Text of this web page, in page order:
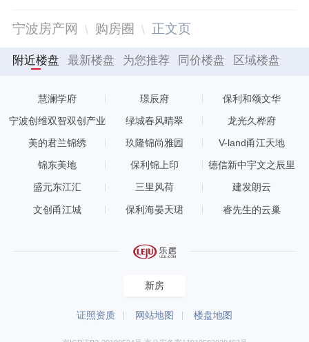
宁波房产网 购房圈 正文页
附近楼盘 最新楼盘 为您推荐 同价楼盘 区域楼盘
慧澜学府 璟辰府 保利和颂文华
宁波创维双智双创产业
绿城春风晴翠 龙光久桦府
美的君兰锦绣 玖隆锦尚雅园 V-land甬江天地
锦东美地 保利锦上印 德信新中宇文之辰里
盛元东江汇 三里风荷 建发朗云
文创甬江城 保利海晏天珺 睿先生的云巢
新房
证照资质 网站地图 楼盘地图